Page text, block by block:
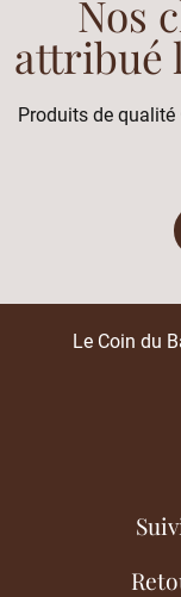
Nos
attribué
Produits de qualité
Le Coin du